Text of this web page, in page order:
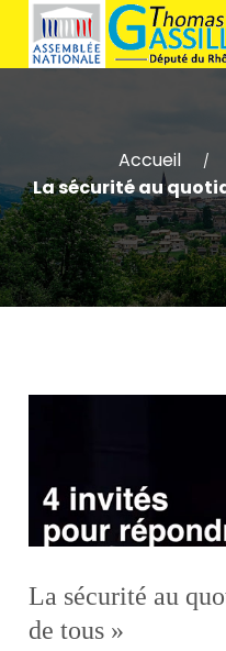
Accueil /
La sécurité au
La sécurité au
de tous »